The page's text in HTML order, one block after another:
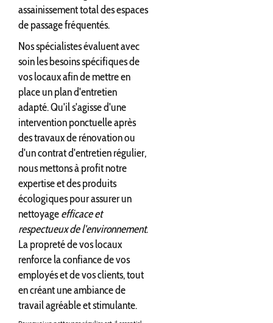
assainissement total des espaces
de passage fréquentés.
Nos spécialistes évaluent avec
soin les besoins spécifiques de
vos locaux afin de mettre en
place un plan d'entretien
adapté. Qu'il s'agisse d'une
intervention ponctuelle après
des travaux de rénovation ou
d'un contrat d'entretien régulier,
nous mettons à profit notre
expertise et des produits
écologiques pour assurer un
nettoyageefficace et
respectueux de l'environnement.
La propreté de vos locaux
renforce la confiance de vos
employés et de vos clients, tout
en créant une ambiance de
travail agréable et stimulante.